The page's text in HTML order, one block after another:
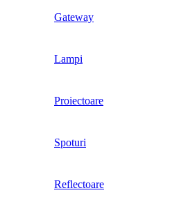
Gateway
Lampi
Proiectoare
Spoturi
Reflectoare